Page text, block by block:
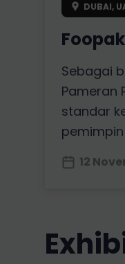
DUBAI,
Sebagai
Pameran
standar
12